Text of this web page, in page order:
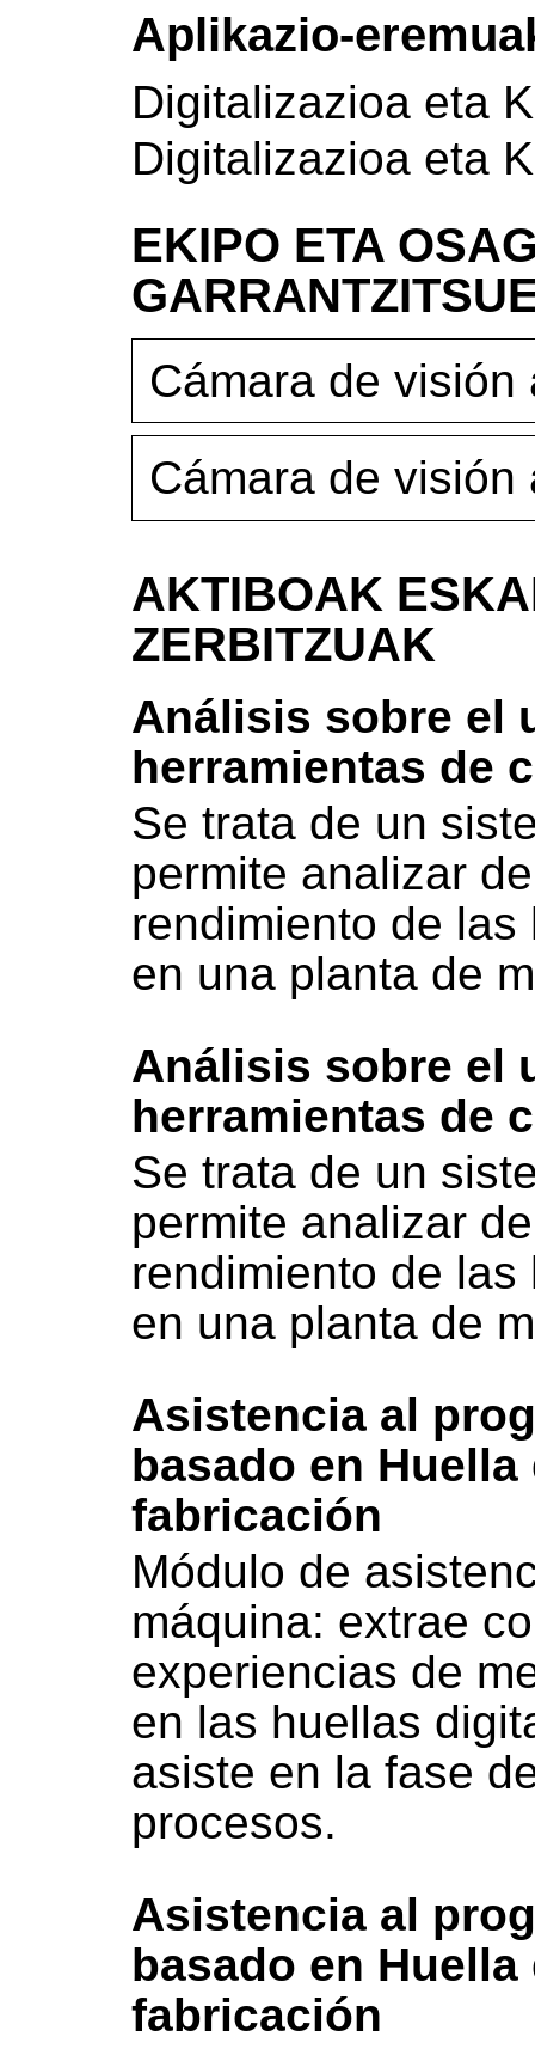
Aplikazio-
Digitalizazioa eta
Digitalizazioa eta
EKIPO ETA
Cámara de visión
Cámara de visión
AKTIBOAK
ZERBITZUAK
Análisis sobre el
herramientas de
Se trata de un
permite analizar
rendimiento de
en una planta de
Análisis sobre el
herramientas de
Se trata de un
permite analizar
rendimiento de
en una planta de
Asistencia al
basado en
fabricación
Módulo de
máquina: extrae
experiencias de
en las huellas
asiste en la fase
procesos.
Asistencia al
basado en
fabricación